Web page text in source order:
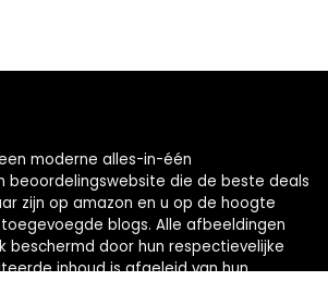
moderne alles-in-één
beoordelingswebsite die de beste deals
zijn op amazon en u op de hoogte
blogs. Alle afbeeldingen
beschermd door hun respectievelijke
inhoud is afgeleid van hun